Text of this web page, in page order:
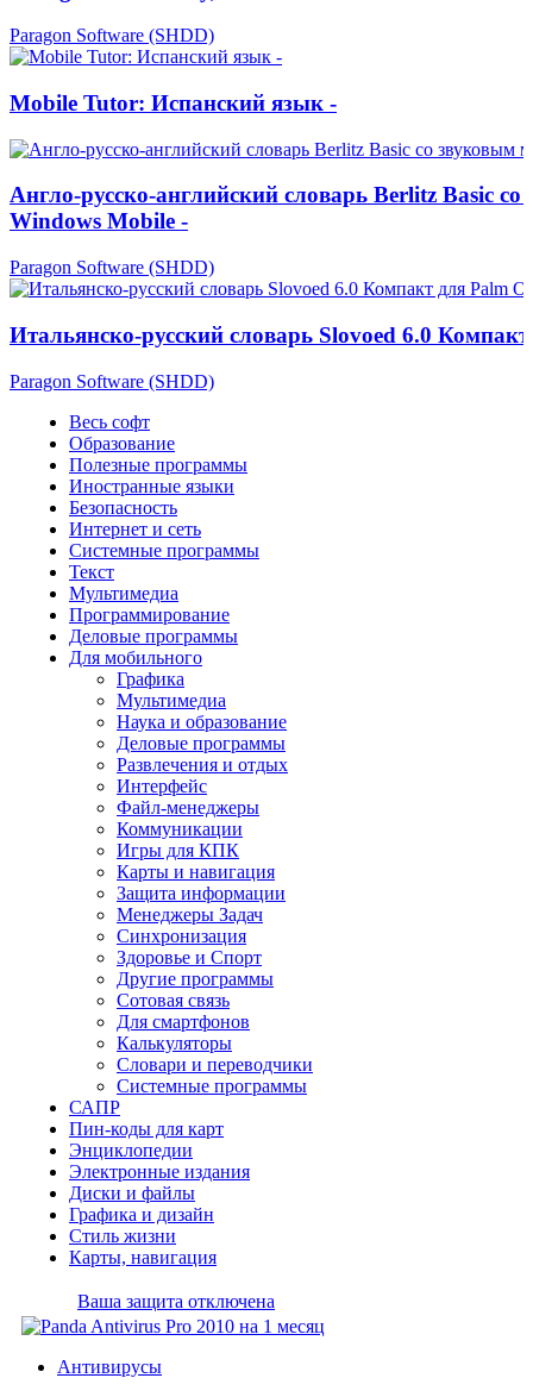
Paragon Software (SHDD)
Mobile Tutor: Испанский язык -
Англо-русско-английский словарь Berlitz Basic
Windows Mobile -
Paragon Software (SHDD)
Итальянско-русский словарь Slovoed 6.0
Paragon Software (SHDD)
Весь софт
Образование
Полезные программы
Иностранные языки
Безопасность
Интернет и сеть
Системные программы
Текст
Мультимедиа
Программирование
Деловые программы
Для мобильного
Графика
Мультимедиа
Наука и образование
Деловые программы
Развлечения и отдых
Интерфейс
Файл-менеджеры
Коммуникации
Игры для КПК
Карты и навигация
Защита информации
Менеджеры Задач
Синхронизация
Здоровье и Спорт
Другие программы
Сотовая связь
Для смартфонов
Калькуляторы
Словари и переводчики
Системные программы
САПР
Пин-коды для карт
Энциклопедии
Электронные издания
Диски и файлы
Графика и дизайн
Стиль жизни
Карты, навигация
Ваша защита отключена
Антивирусы